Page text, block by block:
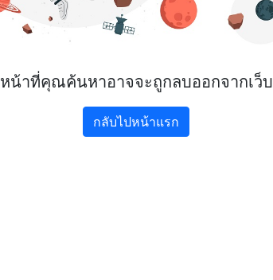
หน้าที่คุณค้นหาอาจจะถูกลบออกจากเว็บ
กลับไปหน้าแรก